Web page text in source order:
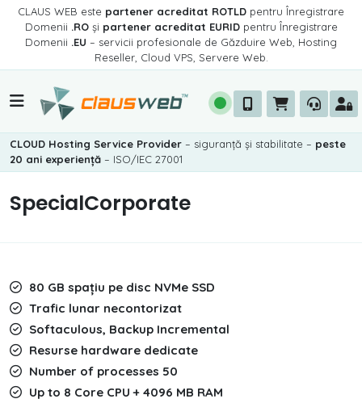
CLAUS WEB este partener acreditat ROTLD pentru Înregistrare
Domenii .ROși partener acreditat EURIDpentru Înregistrare
Domenii .EU – servicii profesionale de Găzduire Web, Hosting
Reseller, Cloud VPS, Servere Web.
CLOUD Hosting Service Provider – siguranță și stabilitate – peste
20 ani experiență – ISO/IEC 27001
SpecialCorporate
80 GB spațiu pe disc NVMe SSD
Trafic lunar necontorizat
Softaculous, Backup Incremental
Resurse hardware dedicate
Number of processes 50
Up to 8 Core CPU + 4096 MB RAM